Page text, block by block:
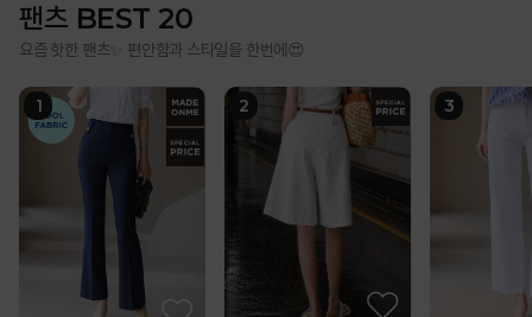
팬츠 BEST 20
요즘 핫한 팬츠✨ 편안함과 스타일을 한번에😍